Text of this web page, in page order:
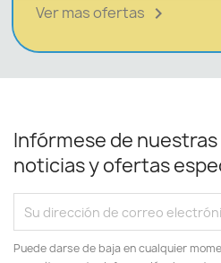
Ver mas ofertas 
Infórmese de
noticias y ofertas
Puede darse de baja en cualquier